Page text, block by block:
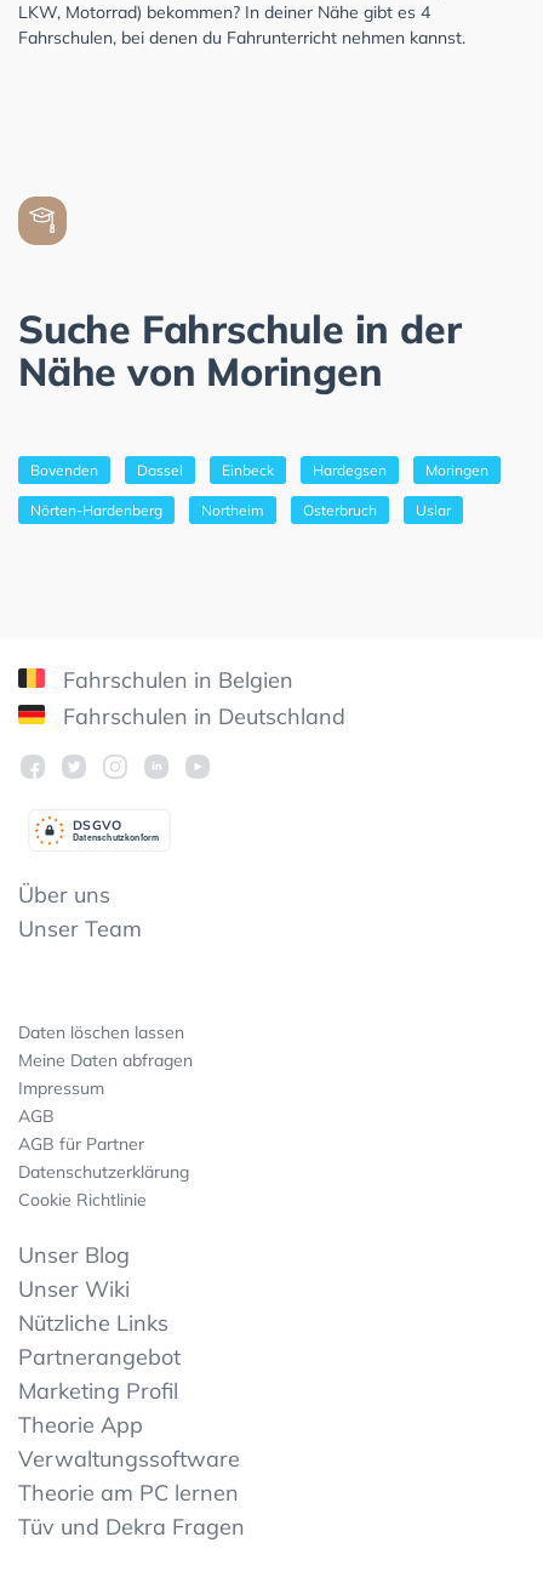
LKW, Motorrad) bekommen? In deiner Nähe gibt es 4
Fahrschulen, bei denen du Fahrunterricht nehmen kannst.
Suche Fahrschule in der
Nähe von Moringen
Bovenden Dassel Einbeck Hardegsen Moringen
Nörten-Hardenberg Northeim Osterbruch Uslar
Fahrschulen in Belgien
Fahrschulen in Deutschland
Datenschutzkonform
DSGVO
Über uns
Unser Team
Daten löschen lassen
Meine Daten abfragen
Impressum
AGB
AGB für Partner
Datenschutzerklärung
Cookie Richtlinie
Unser Blog
Unser Wiki
Nützliche Links
Partnerangebot
Marketing Profil
Theorie App
Verwaltungssoftware
Theorie am PC lernen
Tüv und Dekra Fragen